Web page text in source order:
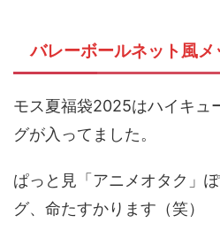
バレーボールネット風
モス夏福袋2025はハイキュ
グが入ってました。
ぱっと見「アニメオタク」
グ、命たすかります（笑）